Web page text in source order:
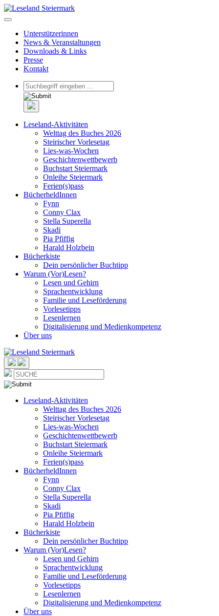
Unterstützerinnen
News & Veranstaltungen
Downloads & Links
Presse
Kontakt
Leseland-Aktivitäten
Welttag des Buches 2026
Steirischer Vorlesetag
Lies-was-Wochen
Geschichtenwettbewerb
Buchstart Steiermark
Onleihe Steiermark
Ferien(s)pass
BücherheldInnen
Fynn
Conny Clax
Stella Superella
Skadi
Pia Pfiffig
Harald Holzbein
Bücherkiste
Dein persönlicher Buchtipp
Warum (Vor)Lesen?
Lesen und Gehirn
Sprachentwicklung
Familie und Leseförderung
Vorlesetipps
Lesenlernen
Digitalisierung und Medienkompetenz
Über uns
Leseland-Aktivitäten
Welttag des Buches 2026
Steirischer Vorlesetag
Lies-was-Wochen
Geschichtenwettbewerb
Buchstart Steiermark
Onleihe Steiermark
Ferien(s)pass
BücherheldInnen
Fynn
Conny Clax
Stella Superella
Skadi
Pia Pfiffig
Harald Holzbein
Bücherkiste
Dein persönlicher Buchtipp
Warum (Vor)Lesen?
Lesen und Gehirn
Sprachentwicklung
Familie und Leseförderung
Vorlesetipps
Lesenlernen
Digitalisierung und Medienkompetenz
Über uns